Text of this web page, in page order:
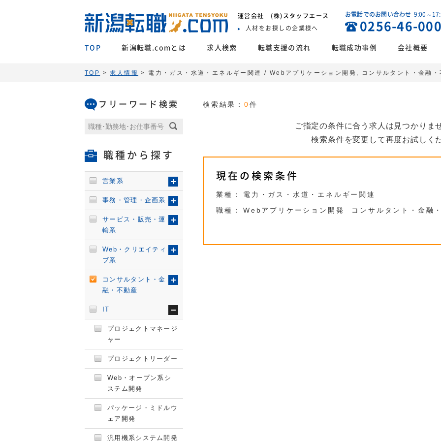
運営会社 (株)スタッフエース
人材をお探しの企業様へ
お電話でのお問い合わせ 9:00～
0256-46-
TOP 新潟転職.comとは 求人検索 転職支援の流れ 転職成功事例 会社概要
TOP >求人情報 > 電力・ガス・水道・エネルギー関連 / Webアプリケーション開発, コンサルタント・金融・
検索結果： 0件
ご指定の条件に合う求人は見つかりま
検索条件を変更して再度お試しく
現在の検索条件
業種：
電力・ガス・水道・エネルギー関連
職種：
Webアプリケーション開発
コンサルタント・金融
フリーワード検索
職種から探す
営業系
事務・管理・企画系
サービス・販売・運
輸系
Web・クリエイティ
ブ系
コンサルタント・金
融・不動産
IT
プロジェクトマネージ
ャー
プロジェクトリーダー
Web・オープン系シ
ステム開発
パッケージ・ミドルウ
ェア開発
汎用機系システム開発